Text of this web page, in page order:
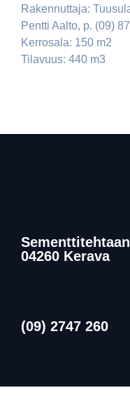
Rakennuttaja:
Pentti Aalto, p. (09)
Kerrosala: 150 m2
Tilavuus: 440 m3
04260 Kerava
(09) 2747 260